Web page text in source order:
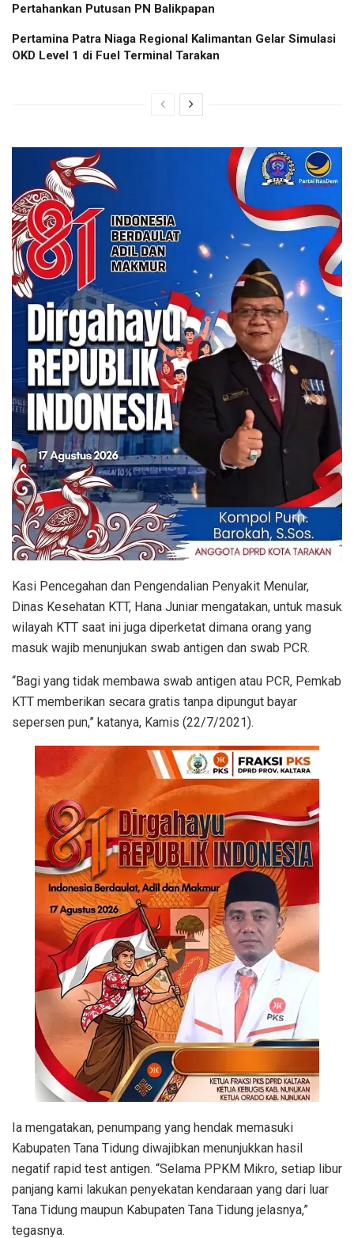
Pertahankan Putusan PN Balikpapan
Pertamina Patra Niaga Regional Kalimantan Gelar Simulasi
OKD Level 1 di Fuel Terminal Tarakan
Kasi Pencegahan dan Pengendalian Penyakit Menular,
Dinas Kesehatan KTT, Hana Juniar mengatakan, untuk masuk
wilayah KTT saat ini juga diperketat dimana orang yang
masuk wajib menunjukan swab antigen dan swab PCR.
“Bagi yang tidak membawa swab antigen atau PCR, Pemkab
KTT memberikan secara gratis tanpa dipungut bayar
sepersen pun,” katanya, Kamis (22/7/2021).
Ia mengatakan, penumpang yang hendak memasuki
Kabupaten Tana Tidung diwajibkan menunjukkan hasil
negatif rapid test antigen. “Selama PPKM Mikro, setiap libur
panjang kami lakukan penyekatan kendaraan yang dari luar
Tana Tidung maupun Kabupaten Tana Tidung jelasnya,”
tegasnya.